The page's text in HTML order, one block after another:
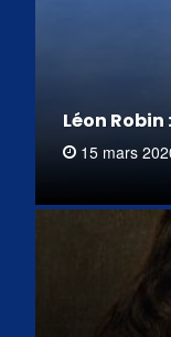
Léon Robin
15 mars